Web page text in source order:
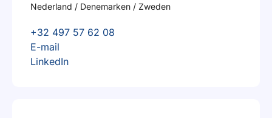
Nederland / Denemarken / Zweden
+32 497 57 62 08
E-mail
LinkedIn